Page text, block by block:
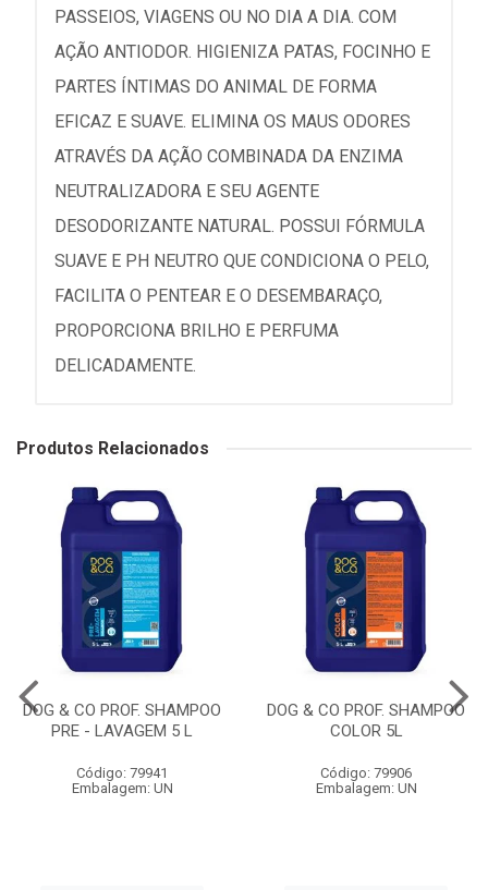
PASSEIOS, VIAGENS OU NO DIA A DIA. COM
AÇÃO ANTIODOR. HIGIENIZA PATAS, FOCINHO E
PARTES ÍNTIMAS DO ANIMAL DE FORMA
EFICAZ E SUAVE. ELIMINA OS MAUS ODORES
ATRAVÉS DA AÇÃO COMBINADA DA ENZIMA
NEUTRALIZADORA E SEU AGENTE
DESODORIZANTE NATURAL. POSSUI FÓRMULA
SUAVE E PH NEUTRO QUE CONDICIONA O PELO,
FACILITA O PENTEAR E O DESEMBARAÇO,
PROPORCIONA BRILHO E PERFUMA
DELICADAMENTE.
Produtos Relacionados
DOG & CO PROF. SHAMPOO
PRE - LAVAGEM 5 L
Código: 79941
Embalagem: UN
DOG & CO PROF. SHAMPOO
COLOR 5L
Código: 79906
Embalagem: UN